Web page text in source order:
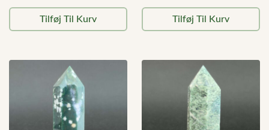
Tilføj Til Kurv Tilføj Til Kurv